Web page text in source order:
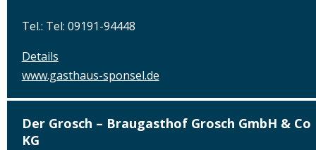
Tel.: Tel: 09191-94448
Details
www.gasthaus-sponsel.de
Der Grosch – Braugasthof Grosch GmbH & Co
KG